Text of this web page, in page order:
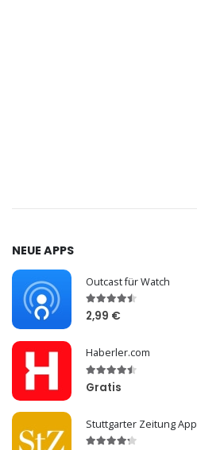
NEUE APPS
Outcast für Watch
2,99 €
Haberler.com
Gratis
Stuttgarter Zeitung App